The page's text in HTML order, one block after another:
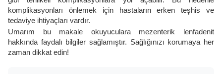
komplikasyonları önlemek için hastaların erken teşhis ve
tedaviye ihtiyaçları vardır.
Umarım bu makale okuyuculara mezenterik lenfadenit
hakkında faydalı bilgiler sağlamıştır. Sağlığınızı korumaya her
zaman dikkat edin!